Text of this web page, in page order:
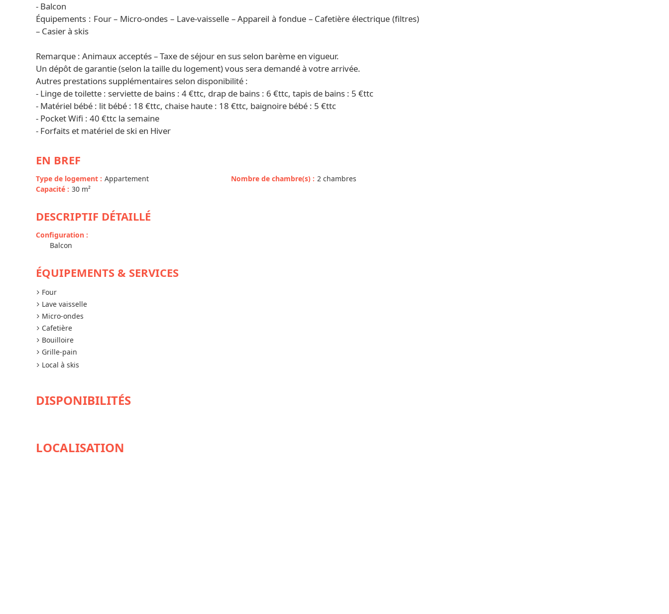
- Balcon
Équipements : Four – Micro-ondes – Lave-vaisselle – Appareil à fondue – Cafetière électrique (filtres)
– Casier à skis
Remarque : Animaux acceptés – Taxe de séjour en sus selon barème en vigueur.
Un dépôt de garantie (selon la taille du logement) vous sera demandé à votre arrivée.
Autres prestations supplémentaires selon disponibilité :
- Linge de toilette : serviette de bains : 4 €ttc, drap de bains : 6 €ttc, tapis de bains : 5 €ttc
- Matériel bébé : lit bébé : 18 €ttc, chaise haute : 18 €ttc, baignoire bébé : 5 €ttc
- Pocket Wifi : 40 €ttc la semaine
- Forfaits et matériel de ski en Hiver
EN BREF
Type de logement : Appartement
Capacité : 30 m²
Nombre de chambre(s) : 2 chambres
DESCRIPTIF DÉTAILLÉ
Configuration :
Balcon
ÉQUIPEMENTS & SERVICES
Four
Lave vaisselle
Micro-ondes
Cafetière
Bouilloire
Grille-pain
Local à skis
DISPONIBILITÉS